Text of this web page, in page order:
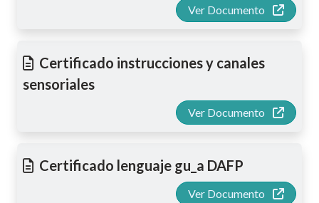
Ver Documento
Certificado instrucciones y canales
sensoriales
Ver Documento
Certificado lenguaje gu_a DAFP
Ver Documento